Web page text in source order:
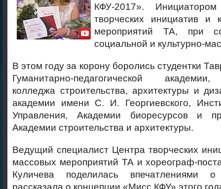
КФУ-2017».
творческих инициатив и
мероприятий ТА, при
социальной и культурно-
В этом году за корону боролись студентки
Гуманитарно-педагогической академии,
колледжа строительства, архитектуры и
академии имени С. И. Георгиевского,
Управления, Академии биоресурсов и
Академии строительства и архитектуры.
Ведущий специалист Центра творческих
массовых мероприятий ТА и хореограф-
Куличева поделилась впечатлениями о
рассказала о концепции «Мисс КФУ» этого